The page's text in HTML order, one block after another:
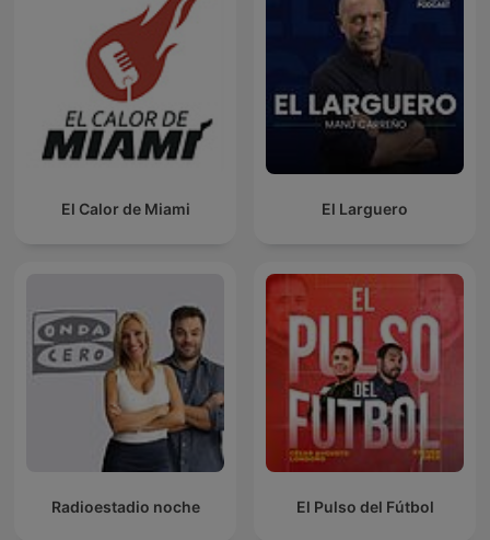
El Calor de Miami El Larguero
Radioestadio noche El Pulso del Fútbol